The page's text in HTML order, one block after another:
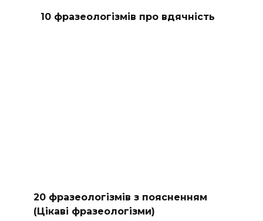
10 фразеологізмів про вдячність
20 фразеологізмів з поясненням
(Цікаві фразеологізми)